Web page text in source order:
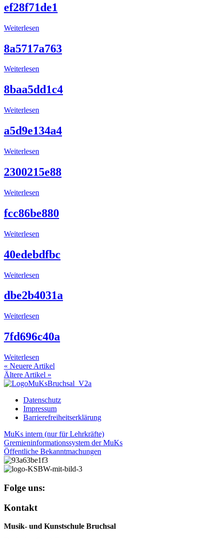
ef28f71de1
Weiterlesen
8a5717a763
Weiterlesen
8baa5dd1c4
Weiterlesen
a5d9e134a4
Weiterlesen
2300215e88
Weiterlesen
fcc86be880
Weiterlesen
40edebdfbc
Weiterlesen
dbe2b4031a
Weiterlesen
7fd696c40a
Weiterlesen
« Neuere Artikel
Ältere Artikel »
Datenschutz
Impressum
Barrierefreiheitserklärung
MuKs intern (nur für Lehrkräfte)
Gremieninformationssystem der MuKs
Öffentliche Bekanntmachungen
Folge uns:
Kontakt
Musik- und Kunstschule Bruchsal